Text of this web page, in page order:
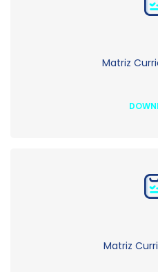
Matriz
Matriz